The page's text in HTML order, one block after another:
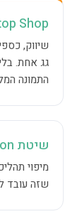
Shop
גג אחת.
התמונה
שיטת Business Adoption
מיפוי
שזה עובד